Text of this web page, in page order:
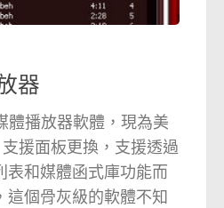
器
體播放器軟體，現為美
援面板更換，支援透過
表和媒體函式庫功能而
這個骨灰級的軟體不知